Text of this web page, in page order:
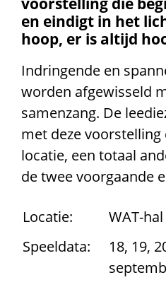
en eindigt in het
hoop, er is altijd
Indringende en
worden afgewisseld
samenzang. De
met deze
locatie, een totaal
de twee voorgaande
Locatie:
WAT-
Speeldata:
18, 19,